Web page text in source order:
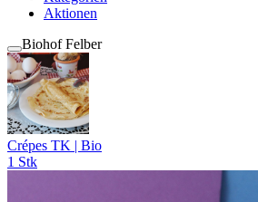
Aktionen
Biohof Felber
Crépes TK | Bio
1 Stk